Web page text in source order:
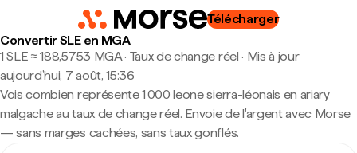
Télécharger
Convertir SLE en MGA
1 SLE ≈ 188,5753 MGA · Taux de change réel · Mis à jour
aujourd’hui, 7 août, 15:36
Vois combien représente 1 000 leone sierra-léonais en ariary
malgache au taux de change réel. Envoie de l'argent avec Morse
— sans marges cachées, sans taux gonflés.